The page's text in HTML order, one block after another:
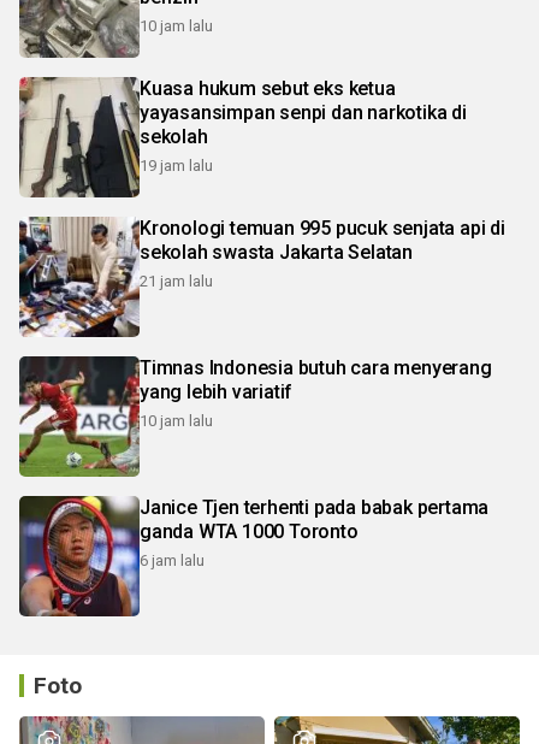
10 jam lalu
Kuasa hukum sebut eks ketua
yayasansimpan senpi dan narkotika di
sekolah
19 jam lalu
Kronologi temuan 995 pucuk senjata api di
sekolah swasta Jakarta Selatan
21 jam lalu
Timnas Indonesia butuh cara menyerang
yang lebih variatif
10 jam lalu
Janice Tjen terhenti pada babak pertama
ganda WTA 1000 Toronto
6 jam lalu
Foto